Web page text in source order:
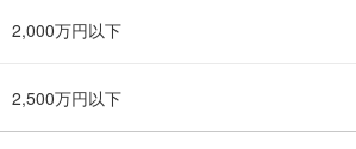
2,000万円以下
2,500万円以下